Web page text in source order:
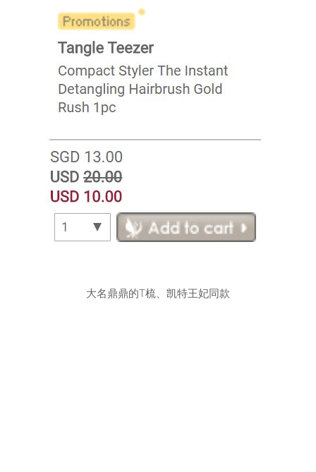
大名鼎鼎的T梳、凯特王妃同款